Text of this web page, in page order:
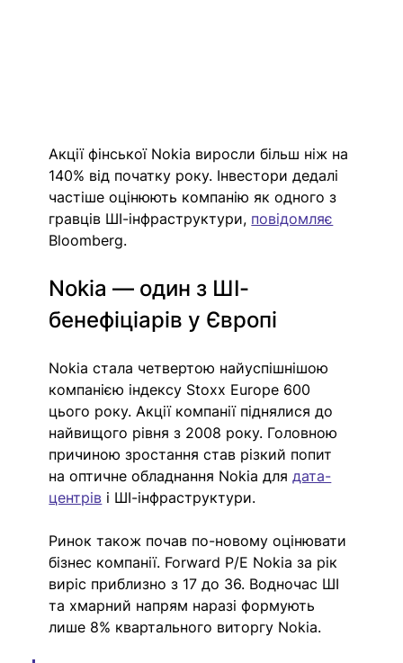
Акції фінської Nokia виросли більш ніж на
140% від початку року. Інвестори дедалі
частіше оцінюють компанію як одного з
гравців ШІ-інфраструктури, повідомляє
Bloomberg.
Nokia — один з ШІ-
бенефіціарів у Європі
Nokia стала четвертою найуспішнішою
компанією індексу Stoxx Europe 600
цього року. Акції компанії піднялися до
найвищого рівня з 2008 року. Головною
причиною зростання став різкий попит
на оптичне обладнання Nokia для дата-
центрів і ШІ-інфраструктури.
Ринок також почав по-новому оцінювати
бізнес компанії. Forward P/E Nokia за рік
виріс приблизно з 17 до 36. Водночас ШІ
та хмарний напрям наразі формують
лише 8% квартального виторгу Nokia.